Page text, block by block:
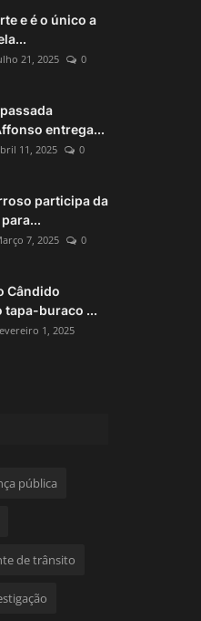
e é o único a
21, 2025 0
entrega...
11, 2025 0
participa da
7, 2025 0
Cândido
tapa-buraco ...
1, 2025
pública
de trânsito